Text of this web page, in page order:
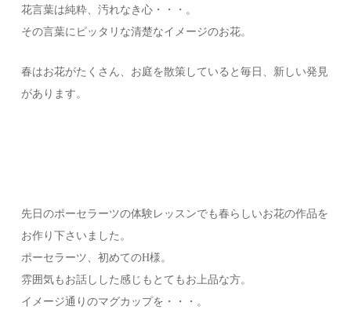
花言葉は純粋、汚れなき心・・・。
その言葉にピッタリな清楚なイメージのお花。
春はお花がたくさん、お庭を散策していると毎日、新しい発見
があります。
先日のポーセラーツの体験レッスンでも春らしいお花の作品を
お作り下さいました。
ポーセラーツ、初めてのH様。
雰囲気もお話しした感じもとてもお上品な方。
イメージ通りのマグカップを・・・。